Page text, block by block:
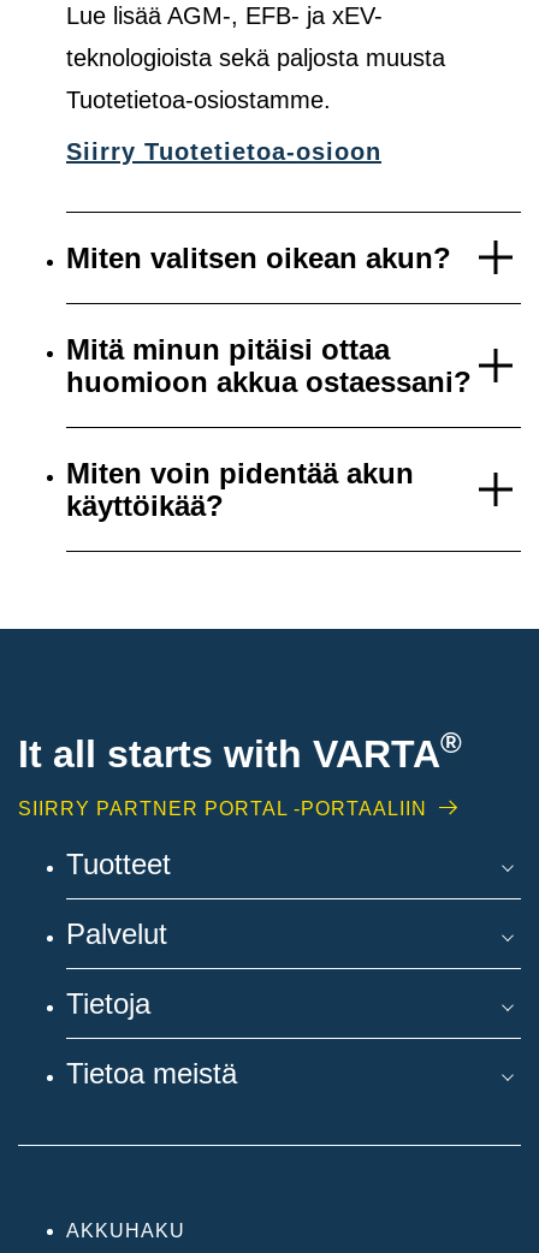
Lue lisää AGM-, EFB- ja xEV-
teknologioista sekä paljosta muusta
Tuotetietoa-osiostamme.
Siirry Tuotetietoa-osioon
Miten valitsen oikean akun?
Mitä minun pitäisi ottaa
huomioon akkua ostaessani?
Miten voin pidentää akun
käyttöikää?
It all starts with VARTA®
SIIRRY PARTNER PORTAL -PORTAALIIN
Tuotteet
Palvelut
Tietoja
Tietoa meistä
AKKUHAKU